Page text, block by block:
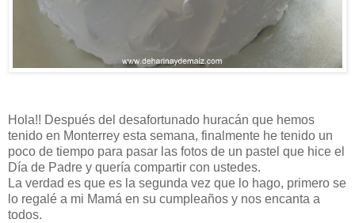
Hola!! Después del desafortunado huracán que hemos
tenido en Monterrey esta semana, finalmente he tenido un
poco de tiempo para pasar las fotos de un pastel que hice el
Día de Padre y quería compartir con ustedes.
La verdad es que es la segunda vez que lo hago, primero se
lo regalé a mi Mamá en su cumpleaños y nos encanta a
todos.